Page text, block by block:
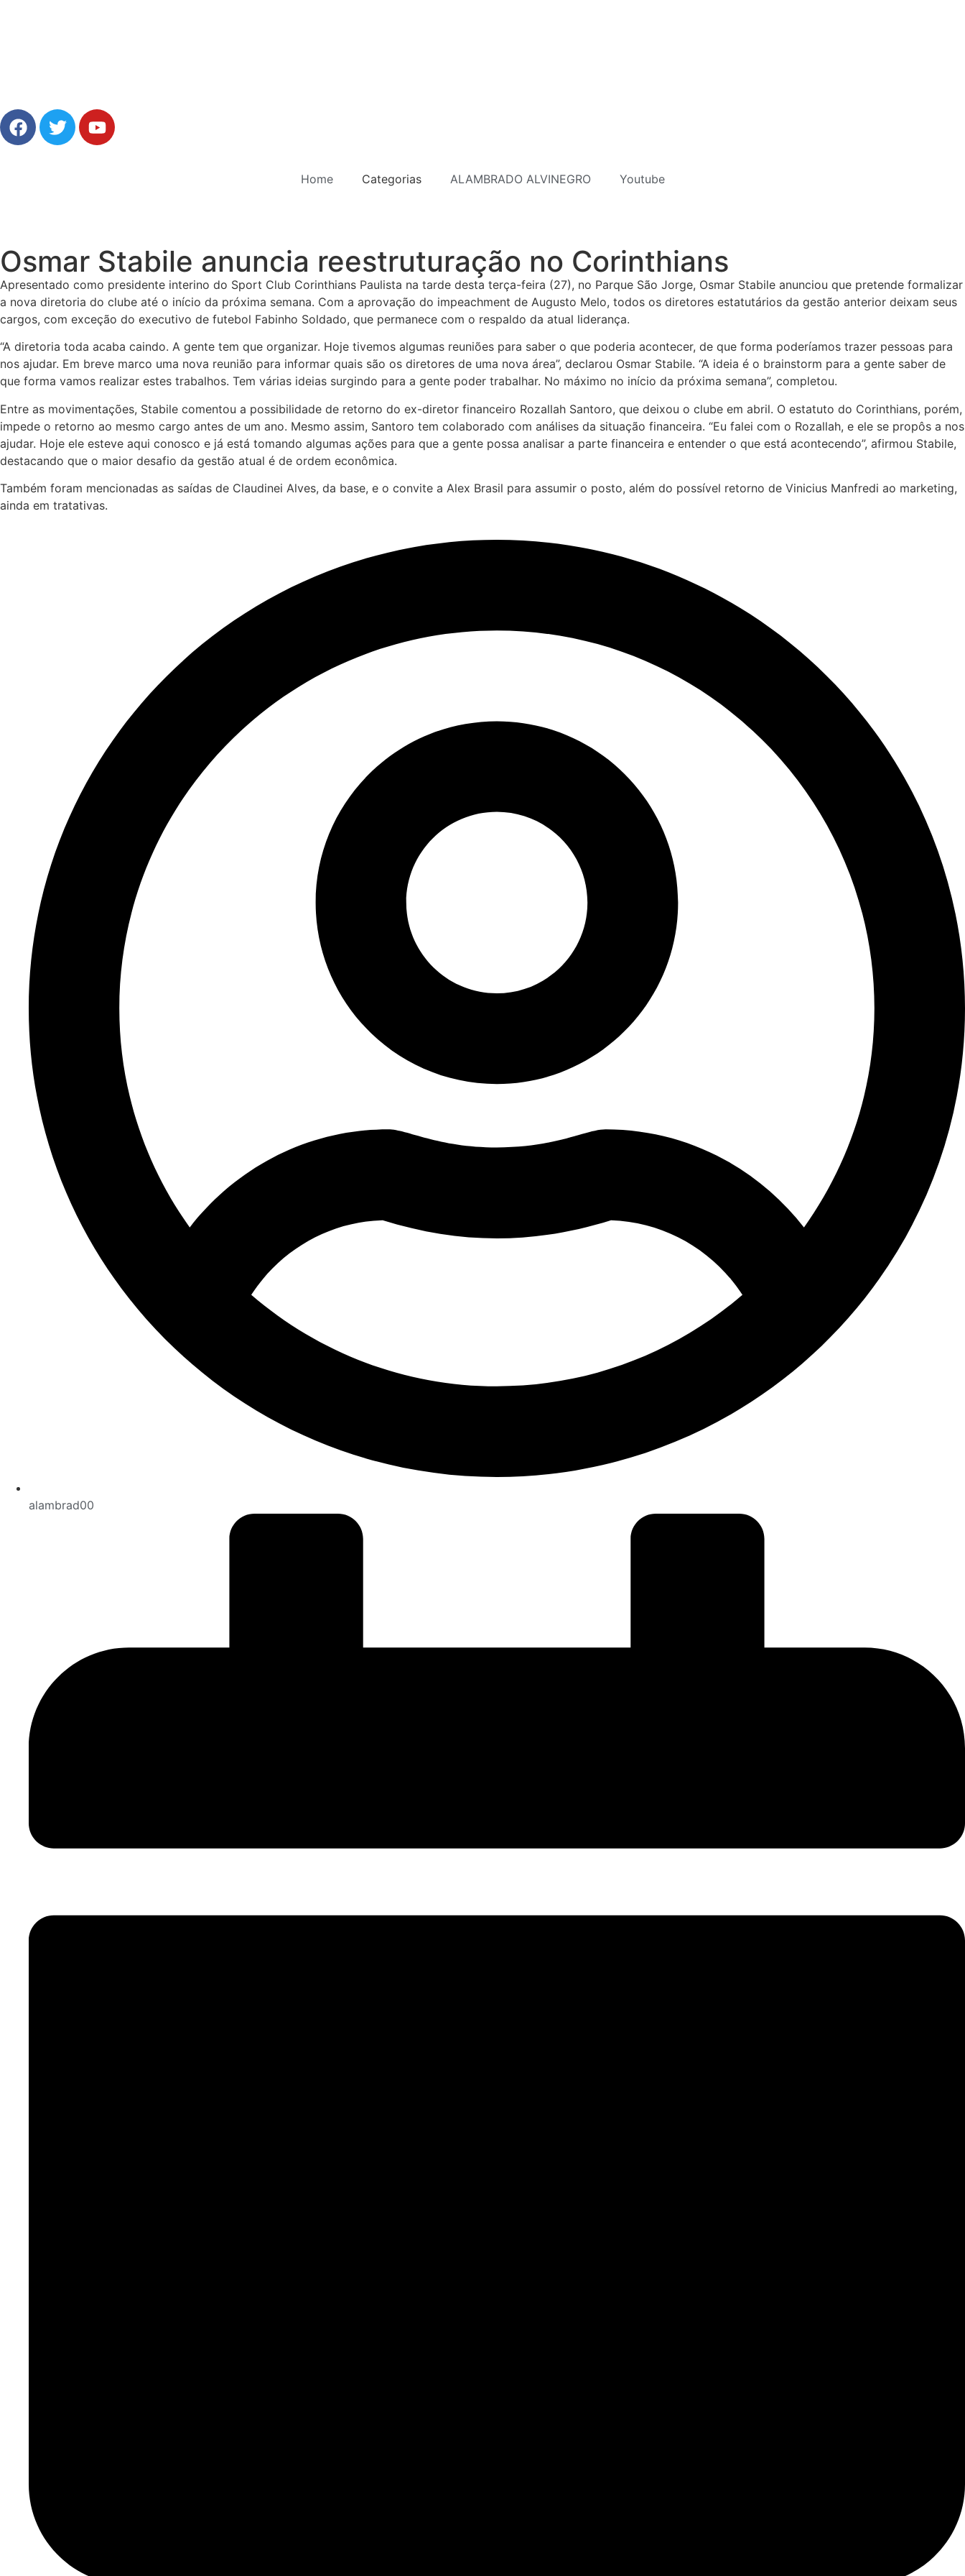
Home Categorias ALAMBRADO ALVINEGRO Youtube
Osmar Stabile anuncia reestruturação no Corinthians
Apresentado como presidente interino do Sport Club Corinthians Paulista na tarde desta terça-feira (27), no Parque São Jorge, Osmar Stabile anunciou que pretende formalizar
a nova diretoria do clube até o início da próxima semana. Com a aprovação do impeachment de Augusto Melo, todos os diretores estatutários da gestão anterior deixam seus
cargos, com exceção do executivo de futebol Fabinho Soldado, que permanece com o respaldo da atual liderança.
“A diretoria toda acaba caindo. A gente tem que organizar. Hoje tivemos algumas reuniões para saber o que poderia acontecer, de que forma poderíamos trazer pessoas para
nos ajudar. Em breve marco uma nova reunião para informar quais são os diretores de uma nova área”, declarou Osmar Stabile. “A ideia é o brainstorm para a gente saber de
que forma vamos realizar estes trabalhos. Tem várias ideias surgindo para a gente poder trabalhar. No máximo no início da próxima semana”, completou.
Entre as movimentações, Stabile comentou a possibilidade de retorno do ex-diretor financeiro Rozallah Santoro, que deixou o clube em abril. O estatuto do Corinthians, porém,
impede o retorno ao mesmo cargo antes de um ano. Mesmo assim, Santoro tem colaborado com análises da situação financeira. “Eu falei com o Rozallah, e ele se propôs a nos
ajudar. Hoje ele esteve aqui conosco e já está tomando algumas ações para que a gente possa analisar a parte financeira e entender o que está acontecendo”, afirmou Stabile,
destacando que o maior desafio da gestão atual é de ordem econômica.
Também foram mencionadas as saídas de Claudinei Alves, da base, e o convite a Alex Brasil para assumir o posto, além do possível retorno de Vinicius Manfredi ao marketing,
ainda em tratativas.
alambrad00